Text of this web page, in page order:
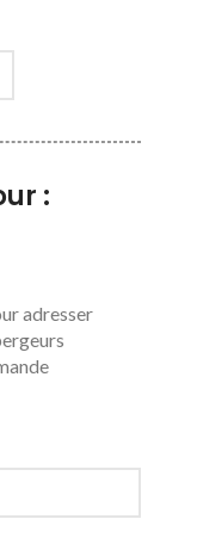
ombrage l’été.
des
exceptionnelle
:
adresser